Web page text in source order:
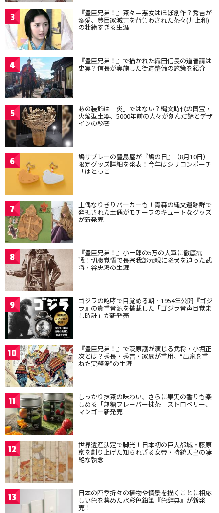
3 『豊臣兄弟！』茶々＝悪女はほぼ創作？秀吉が
溺愛、豊臣家滅亡を背負わされた茶々(井上和)
の壮絶すぎる生涯
4 『豊臣兄弟！』で描かれた織田信長の道普請は
史実？信長が実施した街道整備の施策を紹介
5 あの装飾は「炎」ではない？縄文時代の国宝・
火焔型土器、5000年前の人々が刻んだ謎とデザ
インの秘密
6 鳩サブレーの豊島屋が『鳩の日』（8月10日）
限定グッズ詳細を発表！今年はシリコンポーチ
「はとっこ」
7 土偶なりきりパーカーも！青森の縄文遺跡群で
発掘された土偶がモチーフのキュートなグッズ
が新発売
8 『豊臣兄弟！』小一郎の5万の大軍に徹底抗
戦！切腹覚悟で長宗我部元親に降伏を迫った武
将・谷忠澄の生涯
9 ゴジラの咆哮で目覚める朝…1954年公開『ゴジ
ラ』の貴重音源を搭載した「ゴジラ音声目覚ま
し時計」が新発売
10 『豊臣兄弟！』で萩原護が演じる武将・小堀正
次とは？秀長・秀吉・家康が重用、“出家を重
ねた実務派”の生涯
11 しっかり抹茶の味わい、さらに果実の香りも楽
しめる「無糖フレーバー抹茶」ストロベリー、
マンゴー新発売
12 世界遺産決定で脚光！日本初の巨大都城・藤原
京を創り上げた知られざる女帝・持統天皇の凄
絶な執念
13 日本の四季折々の植物や情景を描くことに相応
しい色を集めた水彩色鉛筆『色辞典』が新発
売！